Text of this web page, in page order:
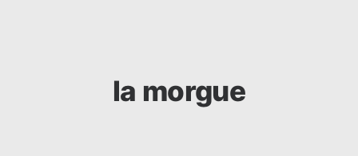
TESTÉ POUR VOUSla morgue